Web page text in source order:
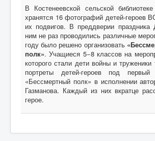
В Костенеевской сельской
хранятся 16 фотографий детей-героев
их подвигов. В преддверии
ним не раз проводились различные
году было решено организовать
полк». Учащиеся 5−8 классов на
которого стали дети войны и
портреты детей-героев под
«Бессмертный полк» в исполнении
Газманова. Каждый из них вкратце
герое.